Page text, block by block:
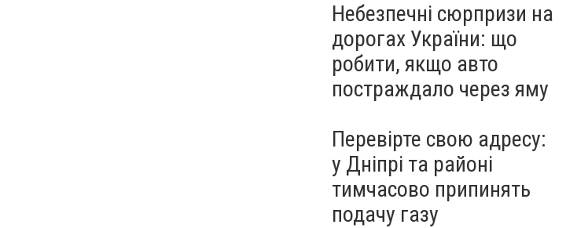
Небезпечні сюрпризи на
дорогах України: що
робити, якщо авто
постраждало через яму
Перевірте свою адресу:
у Дніпрі та районі
тимчасово припинять
подачу газу